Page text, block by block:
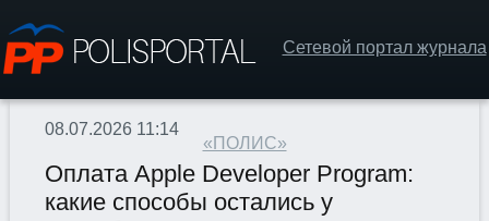
Сетевой портал журнала
«ПОЛИС»
08.07.2026 11:14
Оплата Apple Developer Program:
какие способы остались у